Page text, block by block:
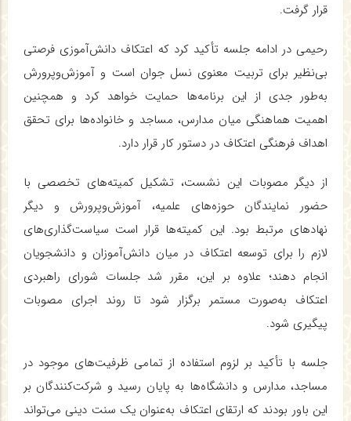
قرار گرفت.
رحیمی در ادامه جلسه تأکید کرد که اعتکاف دانش‌آموزی فرصتی
بی‌نظیر برای تربیت معنوی نسل جوان است و آموزش‌وپرورش
به‌طور جدی از این برنامه‌ها حمایت خواهد کرد و همچنین
اهمیت هماهنگی میان مدارس، مساجد و خانواده‌ها برای تحقق
اهداف فرهنگی اعتکاف در دستور کار قرار دارد.
از دیگر مصوبات این نشست، تشکیل کمیته‌های تخصصی با
حضور نمایندگان حوزه‌های علمیه، آموزش‌وپرورش و دیگر
نهادهای مرتبط بود. این کمیته‌ها قرار است سیاست‌گذاری‌های
لازم را برای توسعه اعتکاف در میان دانش‌آموزان و دانشجویان
انجام دهند؛ علاوه بر این، مقرر شد جلسات شورای راهبردی
اعتکاف به‌صورت مستمر برگزار شود تا روند اجرای مصوبات
پیگیری شود.
جلسه با تأکید بر لزوم استفاده از تمامی ظرفیت‌های موجود در
مساجد، مدارس و دانشگاه‌ها به پایان رسید و شرکت‌کنندگان بر
این باور بودند که ارتقای اعتکاف به‌عنوان یک سنت دینی می‌تواند